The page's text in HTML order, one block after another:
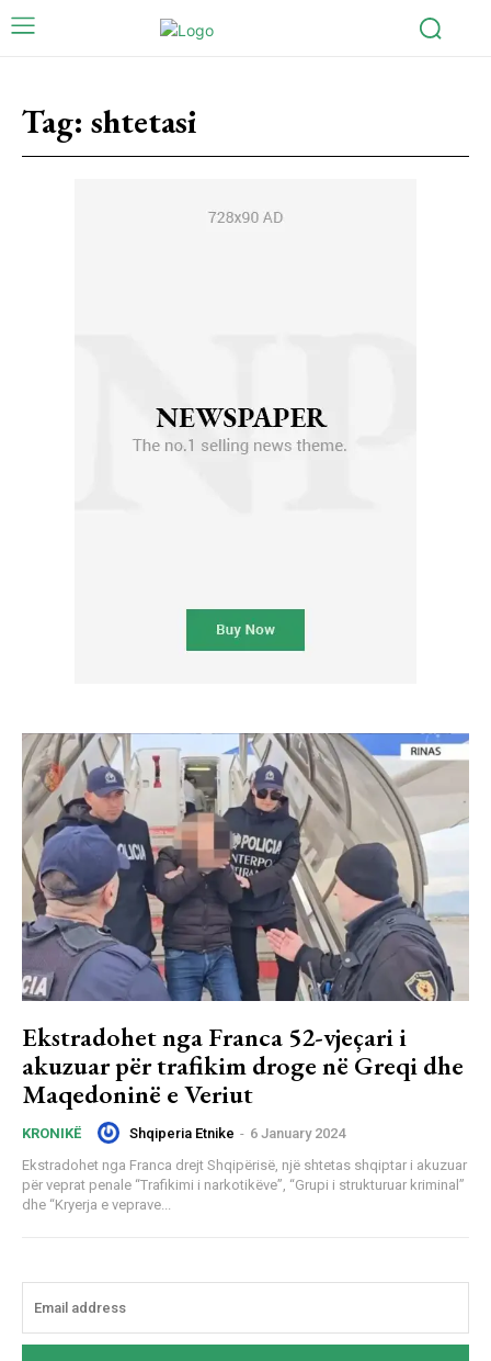
Tag: shtetasi
Ekstradohet nga Franca 52-vjeçari i
akuzuar për trafikim droge në Greqi dhe
Maqedoninë e Veriut
KRONIKË Shqiperia Etnike - 6 January 2024
Ekstradohet nga Franca drejt Shqipërisë, një shtetas shqiptar i akuzuar
për veprat penale “Trafikimi i narkotikëve”, “Grupi i strukturuar kriminal”
dhe “Kryerja e veprave...